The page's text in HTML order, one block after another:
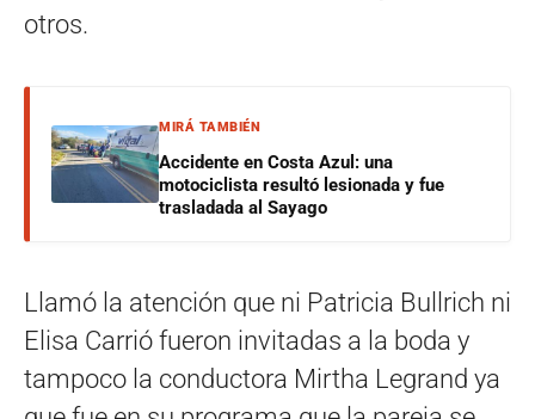
otros.
MIRÁ TAMBIÉN
Accidente en Costa Azul: una
motociclista resultó lesionada y fue
trasladada al Sayago
Llamó la atención que ni Patricia Bullrich ni
Elisa Carrió fueron invitadas a la boda y
tampoco la conductora Mirtha Legrand ya